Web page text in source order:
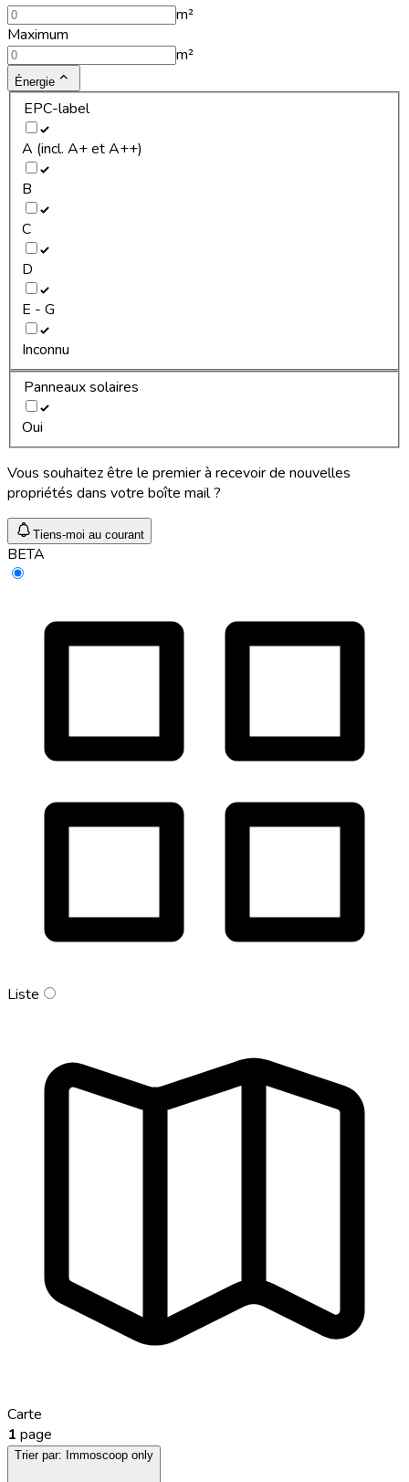
m²
Maximum
m²
Énergie
EPC-label
A (incl. A+ et A++)
B
C
D
E - G
Inconnu
Panneaux solaires
Oui
Vous souhaitez être le premier à recevoir de nouvelles
propriétés dans votre boîte mail ?
Tiens-moi au courant
BETA
Liste
Carte
1 page
Trier par: Immoscoop only